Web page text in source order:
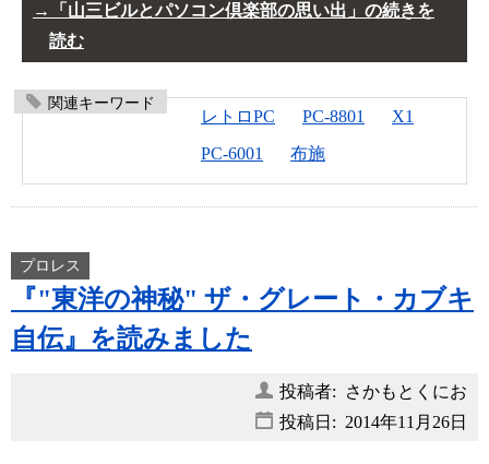
「山三ビルとパソコン倶楽部の思い出」の続きを
読む
関連キーワード
レトロPC PC-8801
X1
PC-6001
布施
プロレス
『"東洋の神秘" ザ・グレート・カブキ
自伝』を読みました
投稿者: さかもとくにお
投稿日: 2014年11月26日